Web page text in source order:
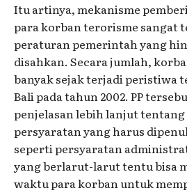
Itu artinya, mekanisme
para korban terorisme sangat
peraturan pemerintah yang
disahkan. Secara jumlah,
banyak sejak terjadi peristiwa
Bali pada tahun 2002. PP
penjelasan lebih lanjut tentang
persyaratan yang harus
seperti persyaratan
yang berlarut-larut tentu bisa
waktu para korban untuk